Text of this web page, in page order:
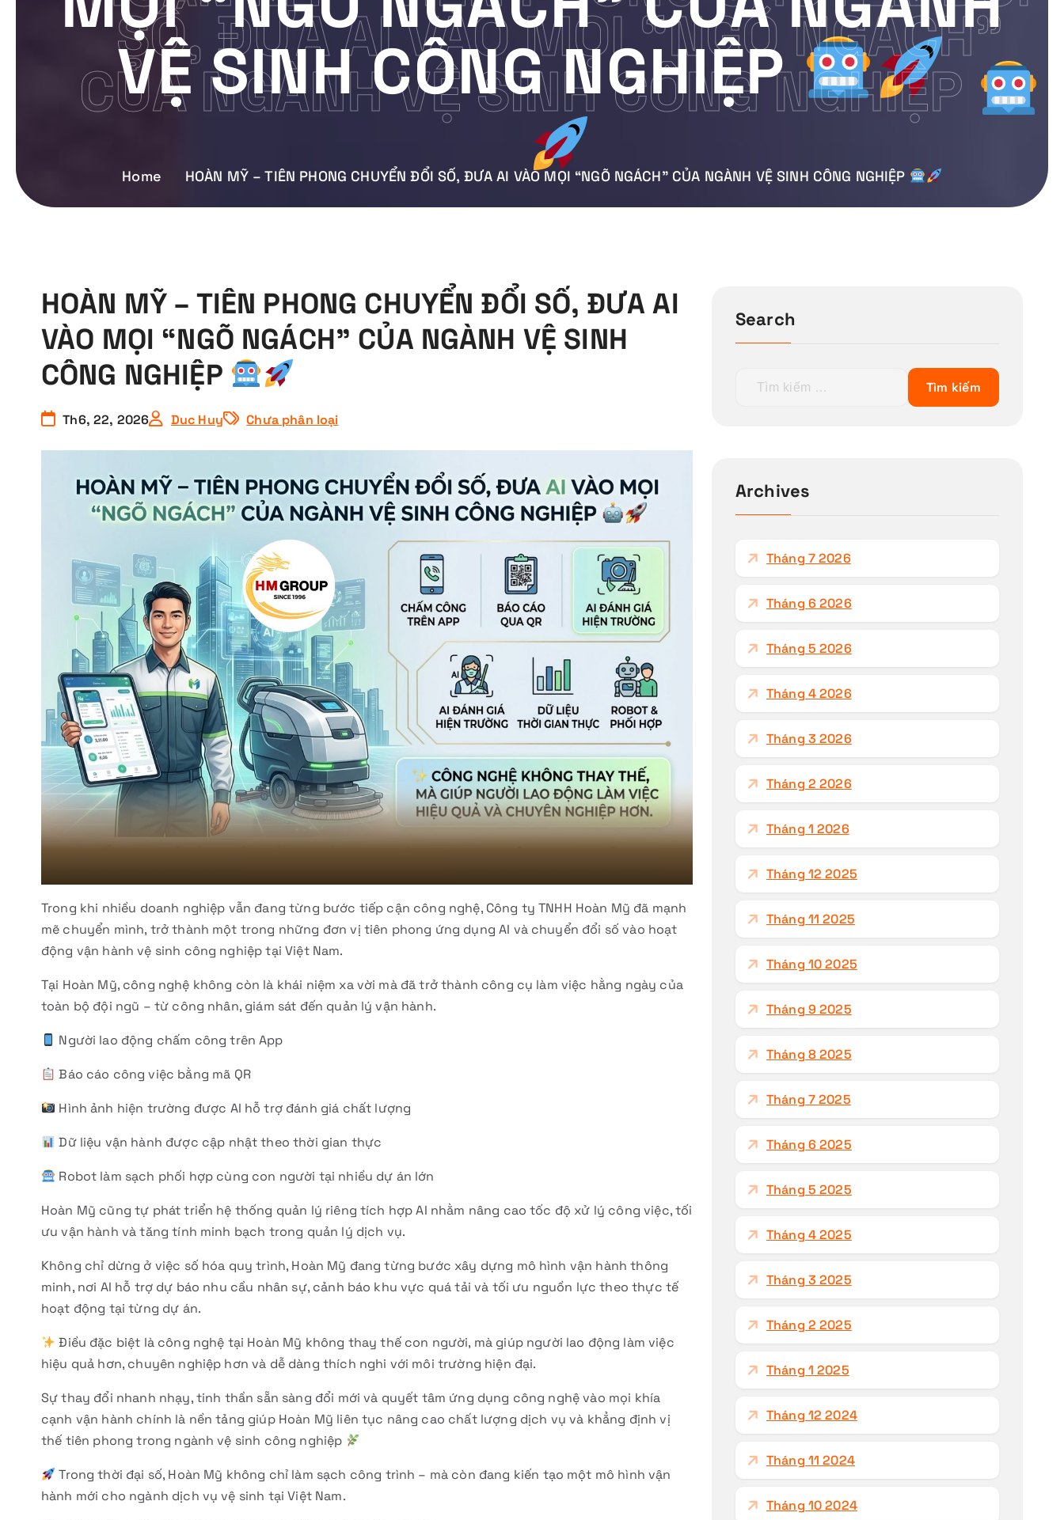
SỐ, ĐƯA AI VÀO MỌI “NGÕ NGÁCH”
CỦA NGÀNH VỆ SINH CÔNG NGHIỆP
VỆ SINH CÔNG NGHIỆP
Home HOÀN MỸ – TIÊN PHONG CHUYỂN ĐỔI SỐ, ĐƯA AI VÀO MỌI “NGÕ NGÁCH” CỦA NGÀNH VỆ SINH CÔNG NGHIỆP
HOÀN MỸ – TIÊN PHONG CHUYỂN ĐỔI SỐ, ĐƯA AI
VÀO MỌI “NGÕ NGÁCH” CỦA NGÀNH VỆ SINH
CÔNG NGHIỆP
Th6, 22, 2026 Duc Huy Chưa phân loại
Trong khi nhiều doanh nghiệp vẫn đang từng bước tiếp cận công nghệ, Công ty TNHH Hoàn Mỹ đã mạnh
mẽ chuyển mình, trở thành một trong những đơn vị tiên phong ứng dụng AI và chuyển đổi số vào hoạt
động vận hành vệ sinh công nghiệp tại Việt Nam.
Tại Hoàn Mỹ, công nghệ không còn là khái niệm xa vời mà đã trở thành công cụ làm việc hằng ngày của
toàn bộ đội ngũ – từ công nhân, giám sát đến quản lý vận hành.
Người lao động chấm công trên App
Báo cáo công việc bằng mã QR
Hình ảnh hiện trường được AI hỗ trợ đánh giá chất lượng
Dữ liệu vận hành được cập nhật theo thời gian thực
Robot làm sạch phối hợp cùng con người tại nhiều dự án lớn
Hoàn Mỹ cũng tự phát triển hệ thống quản lý riêng tích hợp AI nhằm nâng cao tốc độ xử lý công việc, tối
ưu vận hành và tăng tính minh bạch trong quản lý dịch vụ.
Không chỉ dừng ở việc số hóa quy trình, Hoàn Mỹ đang từng bước xây dựng mô hình vận hành thông
minh, nơi AI hỗ trợ dự báo nhu cầu nhân sự, cảnh báo khu vực quá tải và tối ưu nguồn lực theo thực tế
hoạt động tại từng dự án.
Điều đặc biệt là công nghệ tại Hoàn Mỹ không thay thế con người, mà giúp người lao động làm việc
hiệu quả hơn, chuyên nghiệp hơn và dễ dàng thích nghi với môi trường hiện đại.
Sự thay đổi nhanh nhạy, tinh thần sẵn sàng đổi mới và quyết tâm ứng dụng công nghệ vào mọi khía
cạnh vận hành chính là nền tảng giúp Hoàn Mỹ liên tục nâng cao chất lượng dịch vụ và khẳng định vị
thế tiên phong trong ngành vệ sinh công nghiệp
Trong thời đại số, Hoàn Mỹ không chỉ làm sạch công trình – mà còn đang kiến tạo một mô hình vận
hành mới cho ngành dịch vụ vệ sinh tại Việt Nam.
Search
ế
Archives
Tháng 7 2026
Tháng 6 2026
Tháng 5 2026
Tháng 4 2026
Tháng 3 2026
Tháng 2 2026
Tháng 1 2026
Tháng 12 2025
Tháng 11 2025
Tháng 10 2025
Tháng 9 2025
Tháng 8 2025
Tháng 7 2025
Tháng 6 2025
Tháng 5 2025
Tháng 4 2025
Tháng 3 2025
Tháng 2 2025
Tháng 1 2025
Tháng 12 2024
Tháng 11 2024
Tháng 10 2024